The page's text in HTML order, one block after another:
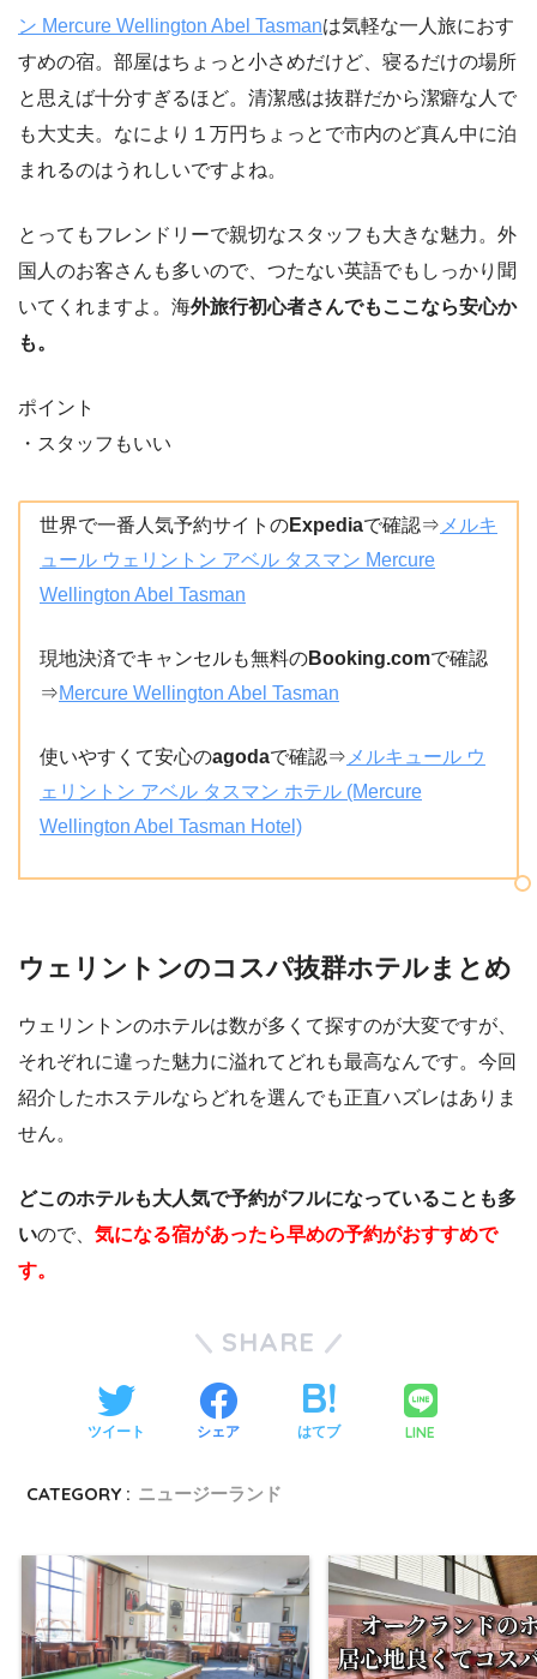
ン Mercure Wellington Abel Tasmanは気軽な一人旅におす
すめの宿。部屋はちょっと小さめだけど、寝るだけの場所
と思えば十分すぎるほど。清潔感は抜群だから潔癖な人で
も大丈夫。なにより１万円ちょっとで市内のど真ん中に泊
まれるのはうれしいですよね。
とってもフレンドリーで親切なスタッフも大きな魅力。外
国人のお客さんも多いので、つたない英語でもしっかり聞
いてくれますよ。海外旅行初心者さんでもここなら安心か
も。
ポイント
・スタッフもいい
世界で一番人気予約サイトのExpediaで確認⇒ メルキ
ュール ウェリントン アベル タスマン Mercure
Wellington Abel Tasman
現地決済でキャンセルも無料のBooking.comで確認
⇒Mercure Wellington Abel Tasman
使いやすくて安心のagodaで確認⇒ メルキュール ウ
ェリントン アベル タスマン ホテル (Mercure
Wellington Abel Tasman Hotel)
ウェリントンのコスパ抜群ホテルまとめ
ウェリントンのホテルは数が多くて探すのが大変ですが、
それぞれに違った魅力に溢れてどれも最高なんです。今回
紹介したホステルならどれを選んでも正直ハズレはありま
せん。
どこのホテルも大人気で予約がフルになっていることも多
いので、 気になる宿があったら早めの予約がおすすめで
す。
SHARE
ツイート シェア はてブ LINE
CATEGORY : ニュージーランド